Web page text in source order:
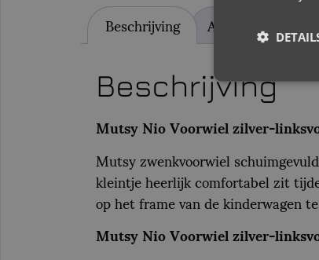
Beschrijving Aanvullende
Beschrijving
Mutsy Nio Voorwiel zilver-
Mutsy zwenkvoorwiel
kleintje heerlijk comfortabel zit
op het frame van de kinderwagen
Mutsy Nio Voorwiel zilver-